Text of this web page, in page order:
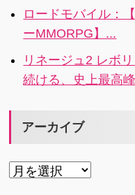
があるので
冗談の分かる
アしましょ
う。
ロードモバイル：
ーMMORPG】...
リネージュ2 レボ
続ける、史上最高
アーカイブ
ア